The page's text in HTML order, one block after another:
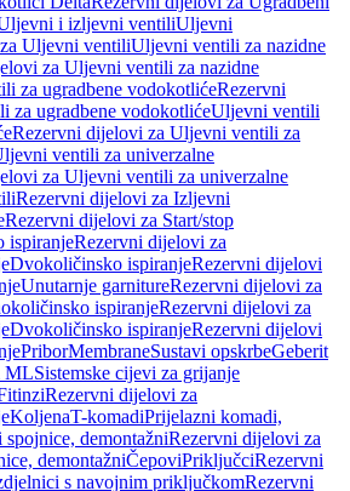
i izljevni ventiliUljevni
Uljevni ventiliUljevni ventili za nazidne
za Uljevni ventili za nazidne
za ugradbene vodokotlićeRezervni
za ugradbene vodokotlićeUljevni ventili
Rezervni dijelovi za Uljevni ventili za
ventili za univerzalne
za Uljevni ventili za univerzalne
Rezervni dijelovi za Izljevni
Rezervni dijelovi za Start/stop
ispiranjeRezervni dijelovi za
Dvokoličinsko ispiranjeRezervni dijelovi
Unutarnje garnitureRezervni dijelovi za
ispiranjeRezervni dijelovi za
Dvokoličinsko ispiranjeRezervni dijelovi
PriborMembraneSustavi opskrbeGeberit
MLSistemske cijevi za grijanje
Rezervni dijelovi za
KoljenaT-komadiPrijelazni komadi,
demontažniRezervni dijelovi za
demontažniČepoviPriključciRezervni
s navojnim priključkomRezervni